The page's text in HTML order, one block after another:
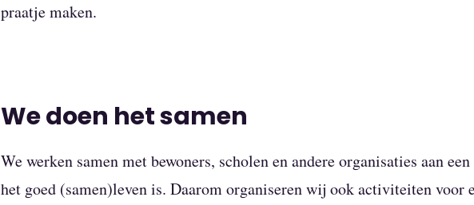
praatje maken.
We doen het samen
We werken samen met bewoners, scholen en andere organisaties aan
het goed (samen)leven is. Daarom organiseren wij ook activiteiten voor